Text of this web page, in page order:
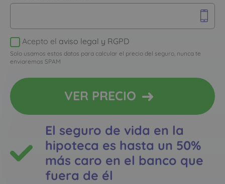
Acepto el aviso legal y RGPD
Solo usamos estos datos para calcular el precio del seguro, nunca te
enviaremos SPAM
VER PRECIO
El seguro de vida en la
hipoteca es hasta un 50%
más caro en el banco que
fuera de él